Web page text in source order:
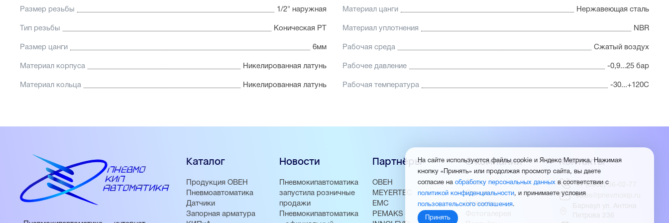
Размер резьбы 1/2" наружная Материал цанги Нержавеющая сталь
Тип резьбы Коническая PT Материал уплотнения NBR
Размер цанги 6мм Рабочая среда Сжатый воздух
Материал корпуса Никелированная латунь Рабочее давление -0,9...25 бар
Материал кольца Никелированная латунь Рабочая температура -30...+120С
Каталог
Продукция ОВЕН
Пневмоавтоматика
Датчики
Запорная арматура
Новости
Пневмокипавтоматика
запустила розничные
продажи
Пневмокипавтоматика
Партнёры
ОВЕН
MEYERTEC
EMC
PEMAKS
О компании
О нас
Отзывы
Новости
Фотогалерея
Контакты
+7 (3852) 56-02-77
sales@pnevmokip.ru
Барнаул ул. Антона
Петрова 236
На сайте используются файлы cookie и Яндекс Метрика. Нажимая
кнопку «Принять» или продолжая просмотр сайта, вы даете
согласие на обработку персональных данных в соответствии с
политикой конфиденциальности, и принимаете условия
пользовательского соглашения.
Принять